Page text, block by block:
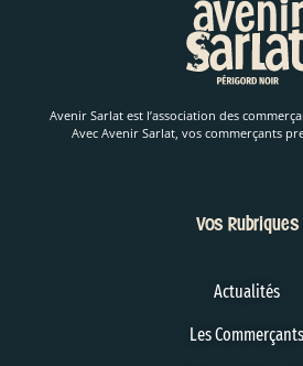
Avenir Sarlat est l’association des
Avec Avenir Sarlat, vos commerçants
Vos Rubriques
Actualités
Les Commerçants